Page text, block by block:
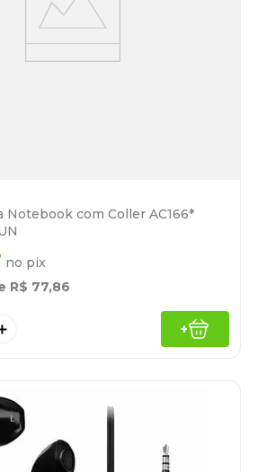
Notebook com Coller AC166*
no pix
R$ 77,86
+